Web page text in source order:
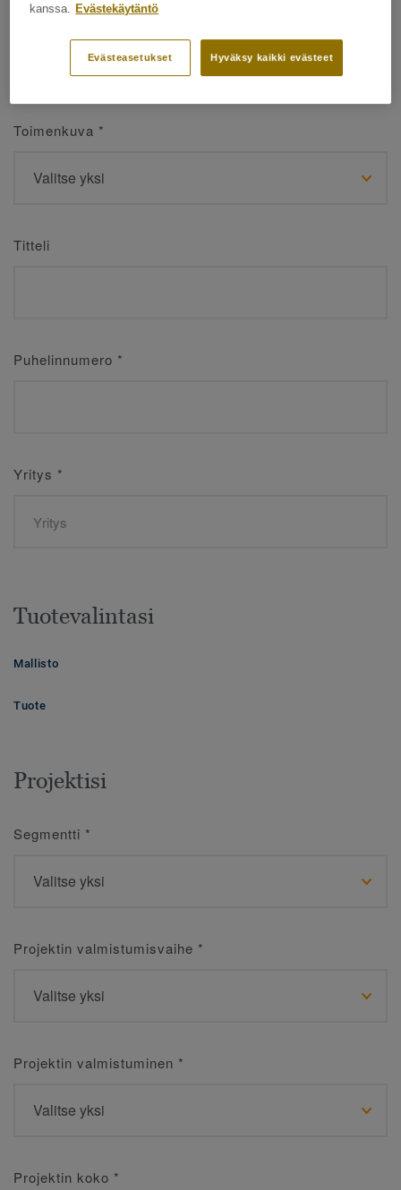
Sukunimi*
Toimenkuva *
Titteli
Puhelinnumero *
Yritys *
Tuotevalintasi
Mallisto
Tuote
Projektisi
Segmentti *
Projektin valmistumisvaihe *
Projektin valmistuminen *
Projektin koko *
kanssa.
Evästekäytäntö
Hyväksy kaikki evästeet
Evästeasetukset